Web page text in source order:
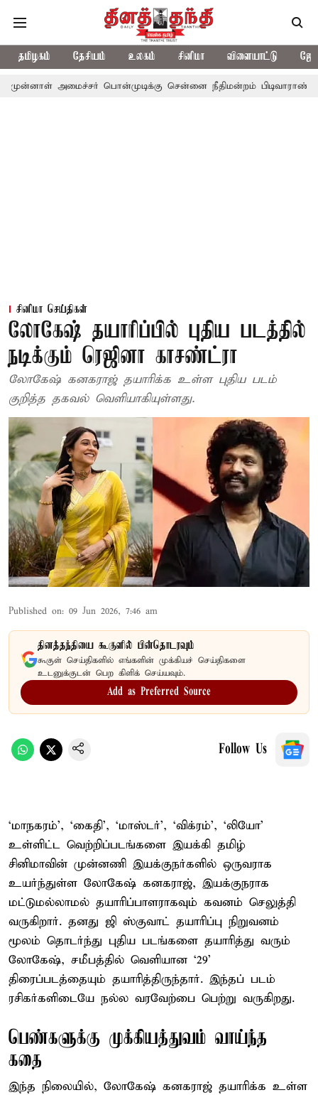
தமிழகம் தேசியம் உலகம் சினிமா விளையாட்டு
பொன்முடிக்கு சென்னை நீதிமன்றம் பிடிவாராண்ட்
சினிமா செய்திகள்
லோகேஷ் தயாரிப்பில் புதிய படத்தில்
நடிக்கும் ரெஜினா காசண்ட்ரா
லோகேஷ் கனகராஜ் தயாரிக்க உள்ள புதிய படம்
குறித்த தகவல் வெளியாகியுள்ளது.
Published on: 09 Jun 2026, 7:46 am
தினத்தந்தியை கூகுளில் பின்தொடரவும்
கூகுள் செய்திகளில் எங்களின் முக்கியச் செய்திகளை
உடனுக்குடன் பெற கிளிக் செய்யவும்.
Add as Preferred Source
Follow Us
‘மாநகரம்’, ‘கைதி’, ‘மாஸ்டர்’, ‘விக்ரம்’, ‘லியோ’
உள்ளிட்ட வெற்றிப்படங்களை இயக்கி தமிழ்
சினிமாவின் முன்னணி இயக்குநர்களில் ஒருவராக
உயர்ந்துள்ள லோகேஷ் கனகராஜ், இயக்குநராக
மட்டுமல்லாமல் தயாரிப்பாளராகவும் கவனம் செலுத்தி
வருகிறார். தனது ஜி ஸ்குவாட் தயாரிப்பு நிறுவனம்
மூலம் தொடர்ந்து புதிய படங்களை தயாரித்து வரும்
லோகேஷ், சமீபத்தில் வெளியான ‘29’
திரைப்படத்தையும் தயாரித்திருந்தார். இந்தப் படம்
ரசிகர்களிடையே நல்ல வரவேற்பை பெற்று வருகிறது.
பெண்களுக்கு முக்கியத்துவம் வாய்ந்த
கதை
இந்த நிலையில், லோகேஷ் கனகராஜ் தயாரிக்க உள்ள